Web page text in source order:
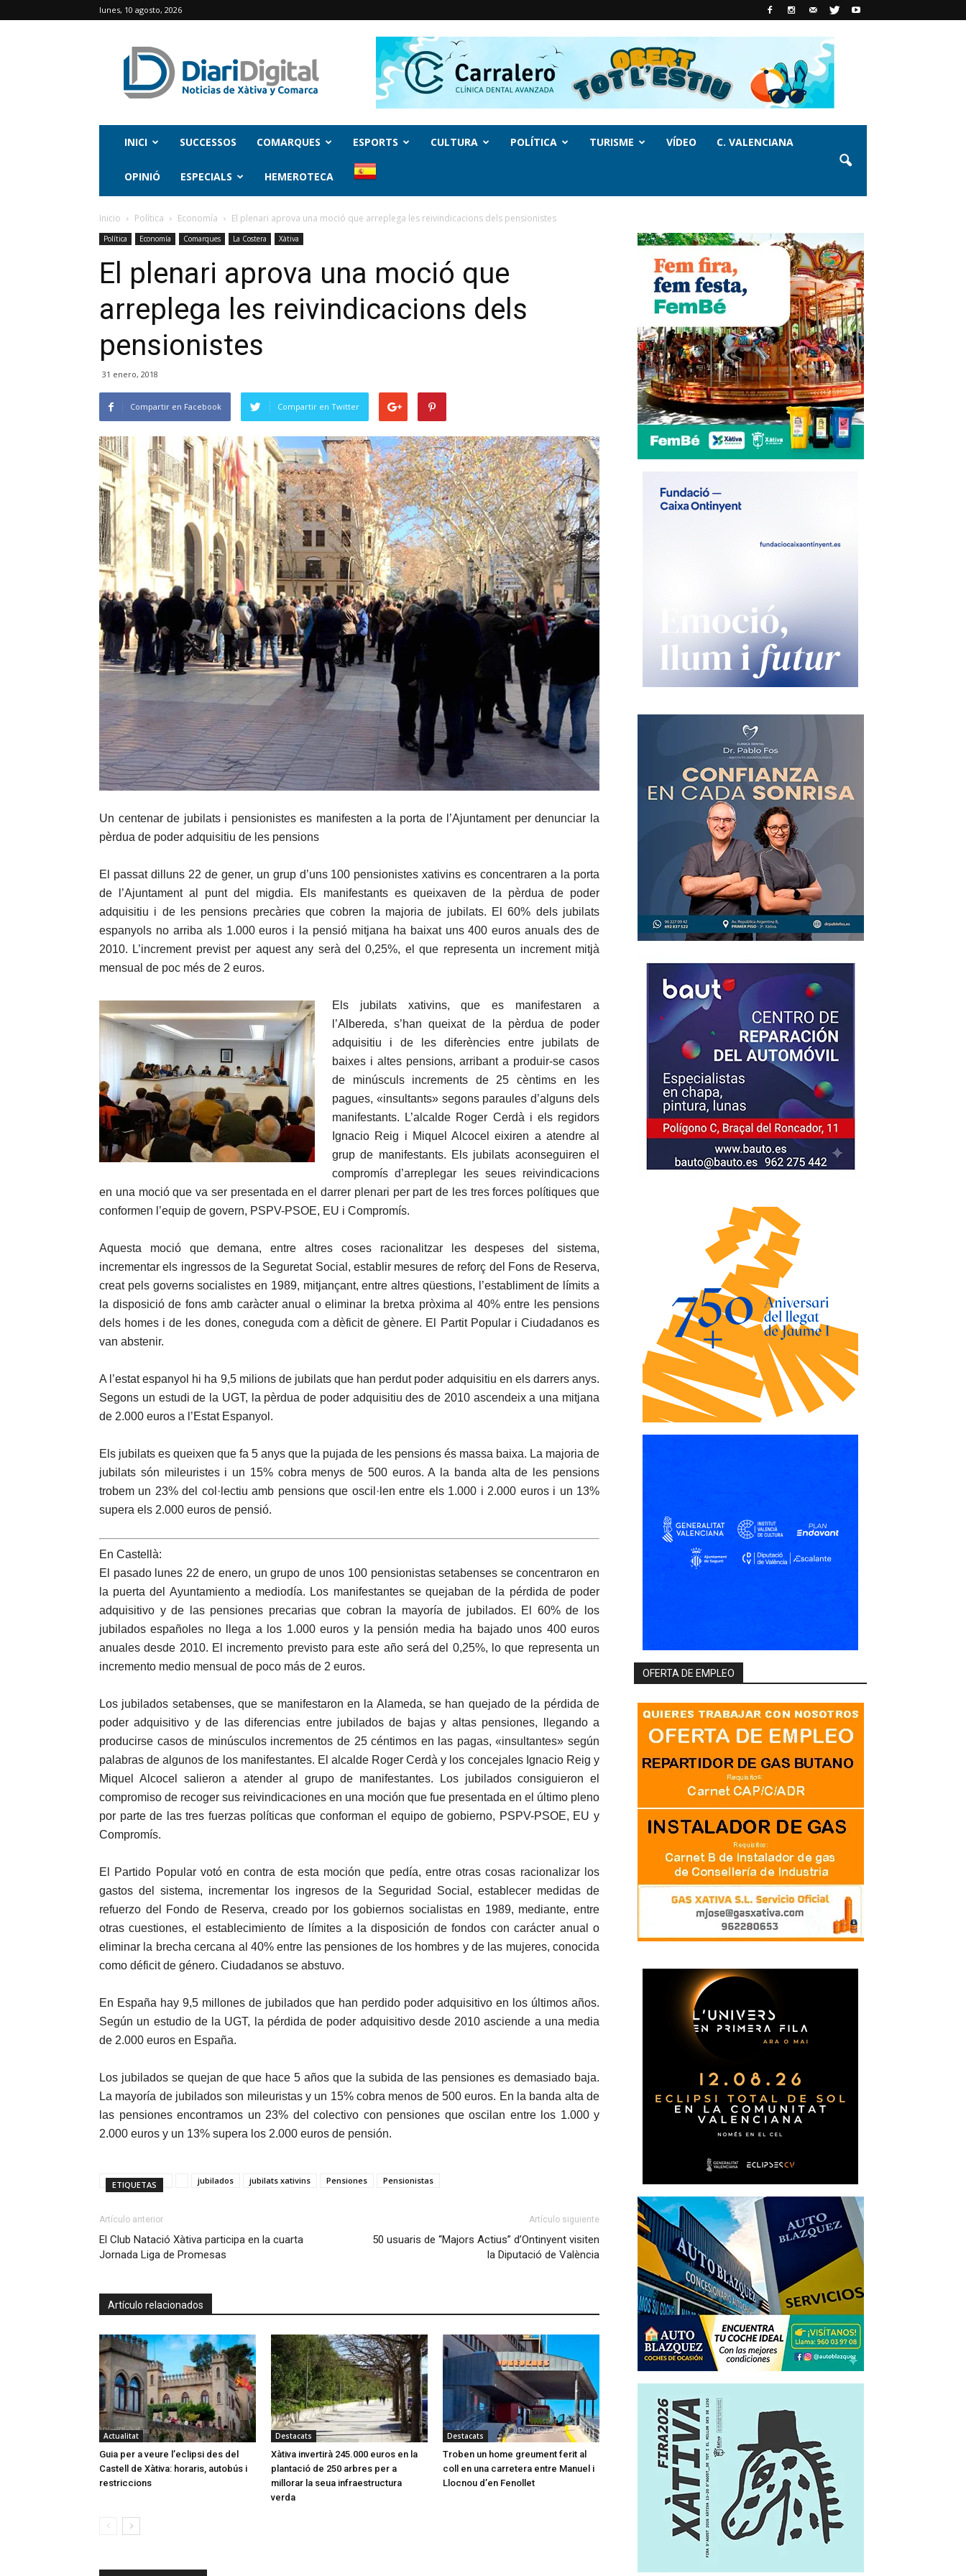
lunes, 10 agosto, 2026
INICI SUCCESSOS COMARQUES ESPORTS CULTURA POLÍTICA TURISME VÍDEO C. VALENCIANA
OPINIÓ ESPECIALS HEMEROTECA
Inicio Política Economía El plenari aprova una moció que arreplega les reivindicacions dels pensionistes
Política Economía Comarques La Costera Xàtiva
El plenari aprova una moció que
arreplega les reivindicacions dels
pensionistes
31 enero, 2018
Compartir en Facebook Compartir en Twitter
Un centenar de jubilats i pensionistes es manifesten a la porta de l’Ajuntament per denunciar la
pèrdua de poder adquisitiu de les pensions
El passat dilluns 22 de gener, un grup d’uns 100 pensionistes xativins es concentraren a la porta
de l’Ajuntament al punt del migdia. Els manifestants es queixaven de la pèrdua de poder
adquisitiu i de les pensions precàries que cobren la majoria de jubilats. El 60% dels jubilats
espanyols no arriba als 1.000 euros i la pensió mitjana ha baixat uns 400 euros anuals des de
2010. L’increment previst per aquest any serà del 0,25%, el que representa un increment mitjà
mensual de poc més de 2 euros.
Els jubilats xativins, que es manifestaren a
l’Albereda, s’han queixat de la pèrdua de poder
adquisitiu i de les diferències entre jubilats de
baixes i altes pensions, arribant a produir-se casos
de minúsculs increments de 25 cèntims en les
pagues, «insultants» segons paraules d’alguns dels
manifestants. L’alcalde Roger Cerdà i els regidors
Ignacio Reig i Miquel Alcocel eixiren a atendre al
grup de manifestants. Els jubilats aconseguiren el
compromís d’arreplegar les seues reivindicacions
en una moció que va ser presentada en el darrer plenari per part de les tres forces polítiques que
conformen l’equip de govern, PSPV-PSOE, EU i Compromís.
Aquesta moció que demana, entre altres coses racionalitzar les despeses del sistema,
incrementar els ingressos de la Seguretat Social, establir mesures de reforç del Fons de Reserva,
creat pels governs socialistes en 1989, mitjançant, entre altres qüestions, l’establiment de límits a
la disposició de fons amb caràcter anual o eliminar la bretxa pròxima al 40% entre les pensions
dels homes i de les dones, coneguda com a dèficit de gènere. El Partit Popular i Ciudadanos es
van abstenir.
A l’estat espanyol hi ha 9,5 milions de jubilats que han perdut poder adquisitiu en els darrers anys.
Segons un estudi de la UGT, la pèrdua de poder adquisitiu des de 2010 ascendeix a una mitjana
de 2.000 euros a l’Estat Espanyol.
Els jubilats es queixen que fa 5 anys que la pujada de les pensions és massa baixa. La majoria de
jubilats són mileuristes i un 15% cobra menys de 500 euros. A la banda alta de les pensions
trobem un 23% del col·lectiu amb pensions que oscil·len entre els 1.000 i 2.000 euros i un 13%
supera els 2.000 euros de pensió.
En Castellà:
El pasado lunes 22 de enero, un grupo de unos 100 pensionistas setabenses se concentraron en
la puerta del Ayuntamiento a mediodía. Los manifestantes se quejaban de la pérdida de poder
adquisitivo y de las pensiones precarias que cobran la mayoría de jubilados. El 60% de los
jubilados españoles no llega a los 1.000 euros y la pensión media ha bajado unos 400 euros
anuales desde 2010. El incremento previsto para este año será del 0,25%, lo que representa un
incremento medio mensual de poco más de 2 euros.
Los jubilados setabenses, que se manifestaron en la Alameda, se han quejado de la pérdida de
poder adquisitivo y de las diferencias entre jubilados de bajas y altas pensiones, llegando a
producirse casos de minúsculos incrementos de 25 céntimos en las pagas, «insultantes» según
palabras de algunos de los manifestantes. El alcalde Roger Cerdà y los concejales Ignacio Reig y
Miquel Alcocel salieron a atender al grupo de manifestantes. Los jubilados consiguieron el
compromiso de recoger sus reivindicaciones en una moción que fue presentada en el último pleno
por parte de las tres fuerzas políticas que conforman el equipo de gobierno, PSPV-PSOE, EU y
Compromís.
El Partido Popular votó en contra de esta moción que pedía, entre otras cosas racionalizar los
gastos del sistema, incrementar los ingresos de la Seguridad Social, establecer medidas de
refuerzo del Fondo de Reserva, creado por los gobiernos socialistas en 1989, mediante, entre
otras cuestiones, el establecimiento de límites a la disposición de fondos con carácter anual o
eliminar la brecha cercana al 40% entre las pensiones de los hombres y de las mujeres, conocida
como déficit de género. Ciudadanos se abstuvo.
En España hay 9,5 millones de jubilados que han perdido poder adquisitivo en los últimos años.
Según un estudio de la UGT, la pérdida de poder adquisitivo desde 2010 asciende a una media
de 2.000 euros en España.
Los jubilados se quejan de que hace 5 años que la subida de las pensiones es demasiado baja.
La mayoría de jubilados son mileuristas y un 15% cobra menos de 500 euros. En la banda alta de
las pensiones encontramos un 23% del colectivo con pensiones que oscilan entre los 1.000 y
2.000 euros y un 13% supera los 2.000 euros de pensión.
ETIQUETAS jubilados jubilats xativins Pensiones Pensionistas
Artículo anterior
El Club Natació Xàtiva participa en la cuarta
Jornada Liga de Promesas
Artículo siguiente
50 usuaris de “Majors Actius” d’Ontinyent visiten
la Diputació de València
Artículo relacionados
Actualitat
Guia per a veure l’eclipsi des del
Castell de Xàtiva: horaris, autobús i
restriccions
Destacats
Xàtiva invertirà 245.000 euros en la
plantació de 250 arbres per a
millorar la seua infraestructura
verda
Destacats
Troben un home greument ferit al
coll en una carretera entre Manuel i
Llocnou d’en Fenollet
OFERTA DE EMPLEO